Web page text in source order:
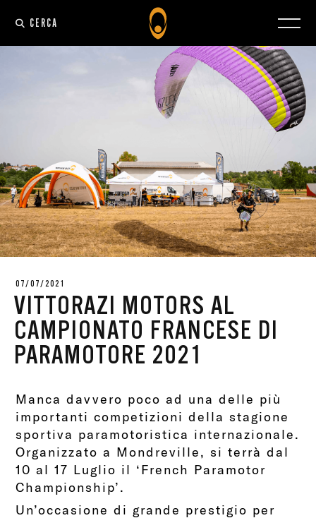
CERCA
07/07/2021
VITTORAZI MOTORS AL
CAMPIONATO FRANCESE DI
PARAMOTORE 2021
Manca davvero poco ad una delle più
importanti competizioni della stagione
sportiva paramotoristica internazionale.
Organizzatoa Mondreville,si terrà dal
10 al 17 Luglio il ‘French Paramotor
Championship’.
Un’occasione di grande prestigio per